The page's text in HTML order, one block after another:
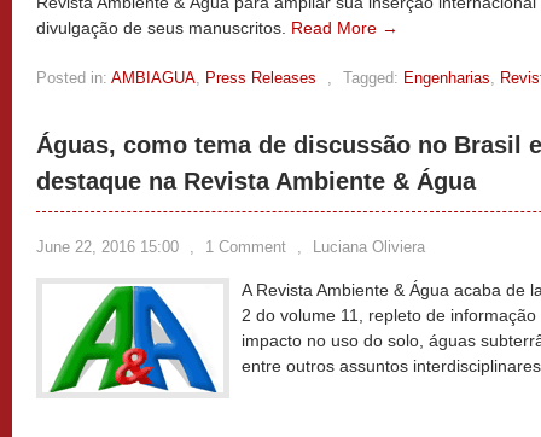
divulgação de seus manuscritos. Read More →
Posted in: AMBIAGUA, Press Releases , Tagged: Engenharias,
Águas, como tema de discussão no Brasil
destaque na Revista Ambiente & Água
June 22, 2016 15:00 , 1 Comment , Luciana Oliviera
A Revista Ambiente & Água acaba de
2 do volume 11, repleto de
impacto no uso do solo, águas
entre outros assuntos